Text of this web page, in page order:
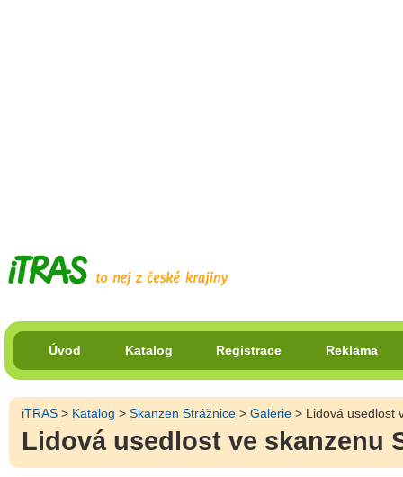
Úvod Katalog Registrace Reklama
iTRAS > Katalog >Skanzen Strážnice >Galerie > Lidová usedlost
Lidová usedlost ve skanzenu